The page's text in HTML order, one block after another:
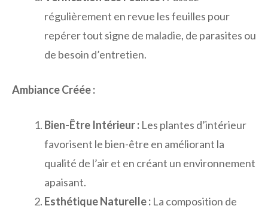
régulièrement en revue les feuilles pour
repérer tout signe de maladie, de parasites ou
de besoin d’entretien.
Ambiance Créée :
Bien-Être Intérieur : Les plantes d’intérieur
favorisent le bien-être en améliorant la
qualité de l’air et en créant un environnement
apaisant.
Esthétique Naturelle : La composition de